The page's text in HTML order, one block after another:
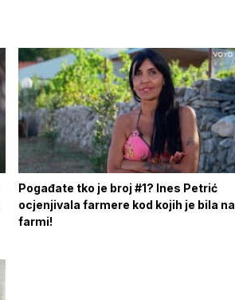
Pogađate tko je broj #1? Ines Petrić
ocjenjivala farmere kod kojih je bila na
farmi!